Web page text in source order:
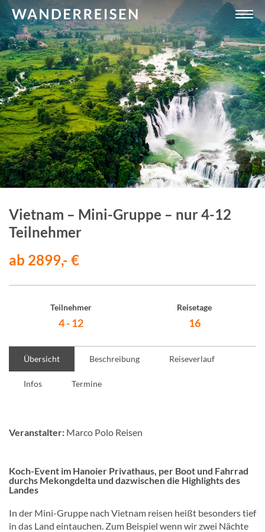
Vietnam – Mini-Gruppe – nur 4-12
Teilnehmer
ab 2899,- €
Teilnehmer
4 - 12
Reisetage
16
Übersicht Beschreibung Reiseverlauf
Infos Termine
Veranstalter: Marco Polo Reisen
Koch-Event im Hanoier Privathaus, per Boot und Fahrrad
durchs Mekongdelta und dazwischen die Highlights des
Landes
In der Mini-Gruppe nach Vietnam reisen heißt besonders tief
in das Land eintauchen. Zum Beispiel wenn wir zwei Nächte